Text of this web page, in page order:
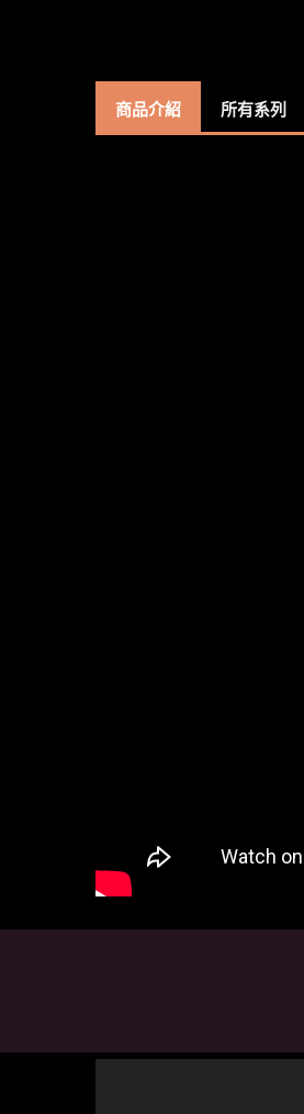
商品介紹 所有系列